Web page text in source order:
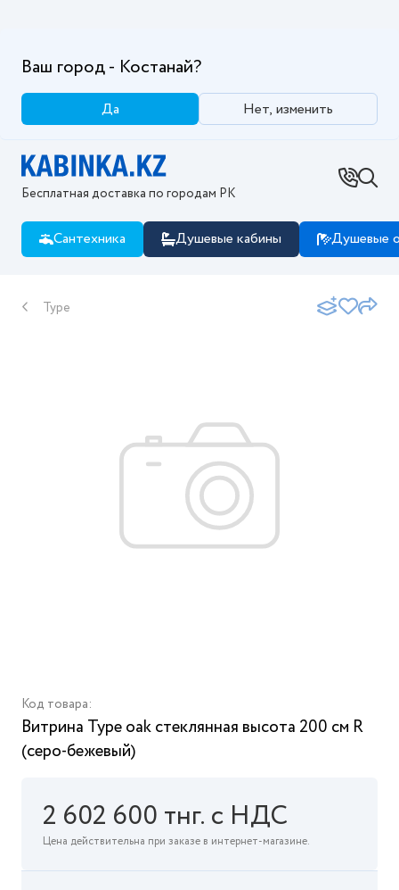
Ваш город - Костанай?
Да Нет, изменить
Бесплатная доставка по городам РК
Сантехника Душевые кабины Душевые
Type
Код товара:
Витрина Type oak стеклянная высота 200 см R
(серо-бежевый)
2 602 600 тнг. с НДС
Цена действительна при заказе в интернет-магазине.